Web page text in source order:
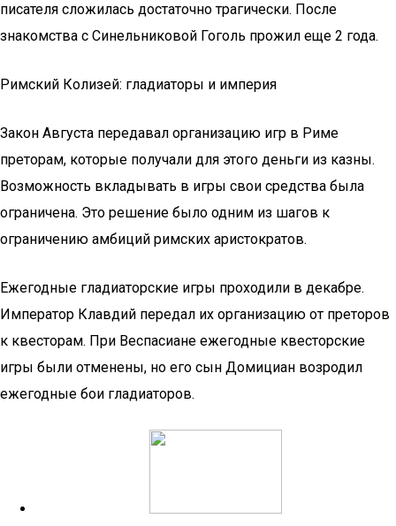
писателя сложилась достаточно трагически. После
знакомства с Синельниковой Гоголь прожил еще 2 года.
Римский Колизей: гладиаторы и империя
Закон Августа передавал организацию игр в Риме
преторам, которые получали для этого деньги из казны.
Возможность вкладывать в игры свои средства была
ограничена. Это решение было одним из шагов к
ограничению амбиций римских аристократов.
Ежегодные гладиаторские игры проходили в декабре.
Император Клавдий передал их организацию от преторов
к квесторам. При Веспасиане ежегодные квесторские
игры были отменены, но его сын Домициан возродил
ежегодные бои гладиаторов.